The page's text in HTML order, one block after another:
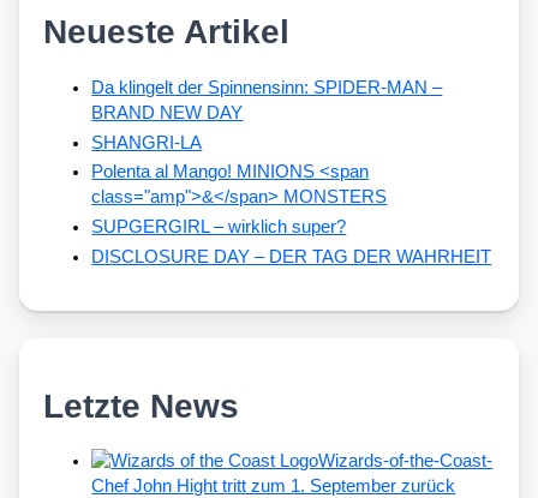
Neueste Artikel
Da klingelt der Spinnensinn: SPIDER-MAN –
BRAND NEW DAY
SHANGRI-LA
Polenta al Mango! MINIONS <span
class="amp">&</span> MONSTERS
SUPGERGIRL – wirklich super?
DISCLOSURE DAY – DER TAG DER WAHRHEIT
Letzte News
Wizards-of-the-Coast-
Chef John Hight tritt zum 1. September zurück